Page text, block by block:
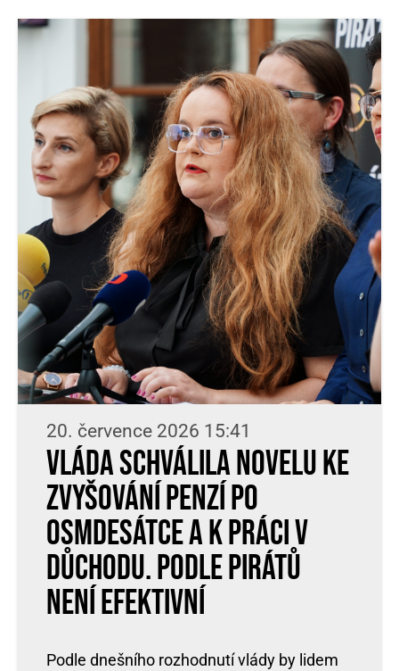
20. července 2026 15:41
Vláda schválila novelu ke
zvyšování penzí po
osmdesátce a k práci v
důchodu. Podle Pirátů
není efektivní
Podle dnešního rozhodnutí vlády by lidem